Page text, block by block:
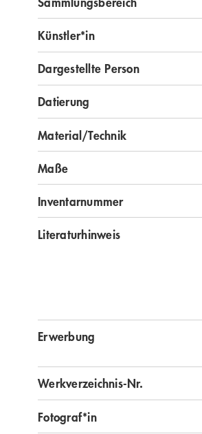
Künstler*in
Dargestellte Person
Datierung
Material/Technik
Maße
Inventarnummer
Literaturhinweis
Erwerbung
Werkverzeichnis-Nr.
Fotograf*in